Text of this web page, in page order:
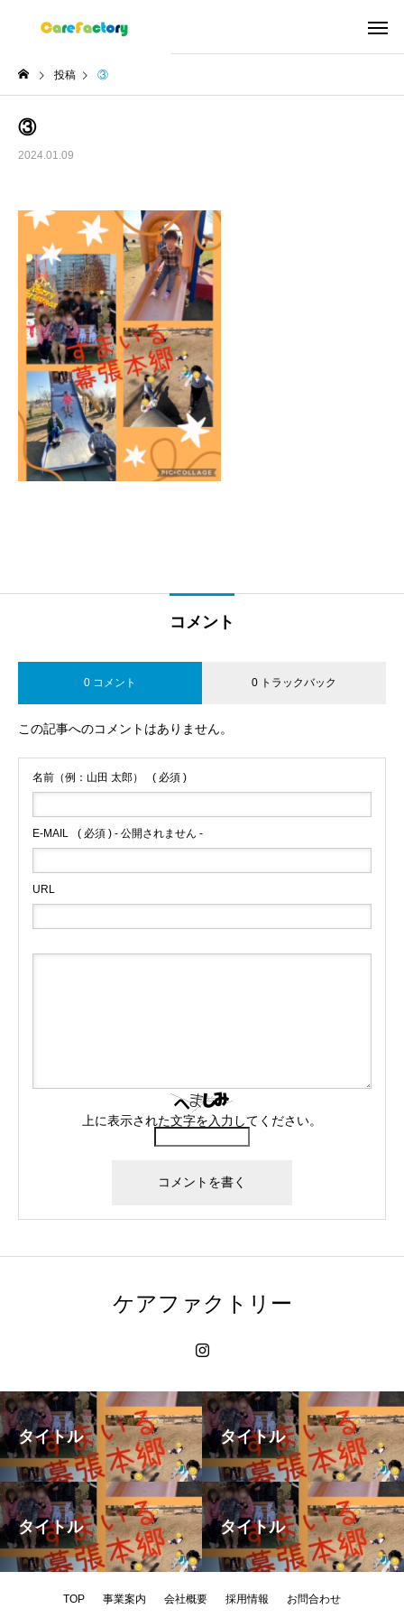
投稿 ③
③
2024.01.09
コメント
0 コメント 0 トラックバック
この記事へのコメントはありません。
名前（例：山田 太郎） ( 必須 )
E-MAIL ( 必須 ) - 公開されません -
URL
上に表示された文字を入力してください。
ケアファクトリー
タイトル タイトル
タイトル タイトル
TOP 事業案内 会社概要 採用情報 お問合わせ